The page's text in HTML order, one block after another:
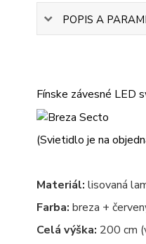
POPIS A
Fínske závesné LED
(Svietidlo je na
Materiál: lisovaná
Farba: breza +
Celá výška: 200 cm